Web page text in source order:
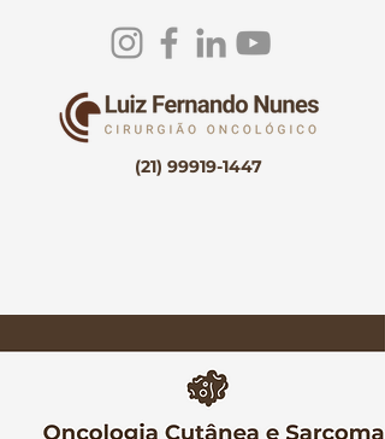
(21) 99919-1447